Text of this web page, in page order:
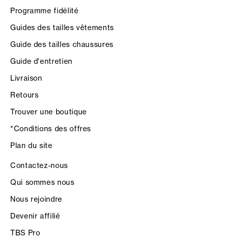
Programme fidélité
Guides des tailles vêtements
Guide des tailles chaussures
Guide d'entretien
Livraison
Retours
Trouver une boutique
*Conditions des offres
Plan du site
Contactez-nous
Qui sommes nous
Nous rejoindre
Devenir affilié
TBS Pro